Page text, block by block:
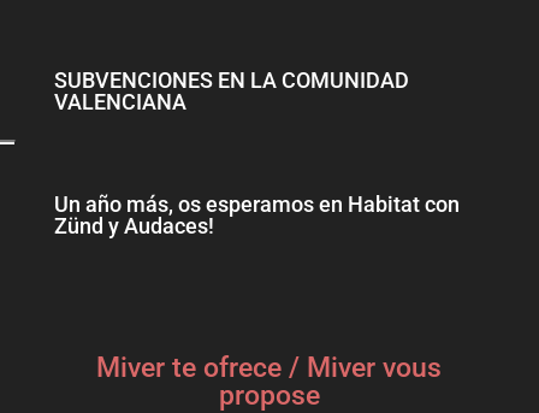
SUBVENCIONES EN LA COMUNIDAD
VALENCIANA
Un año más, os esperamos en Habitat con
Zünd y Audaces!
Miver te ofrece / Miver vous
propose